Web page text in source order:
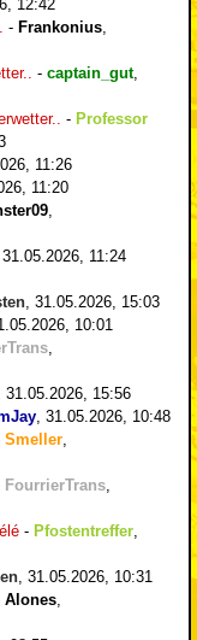
12:42
- Frankonius
- captain_gut,
- Professor
11:26
11:20
31.05.2026, 11:24
31.05.2026, 15:03
10:01
31.05.2026, 15:56
31.05.2026, 10:48
Smeller
FourrierTrans
- Pfostentreffer
31.05.2026, 10:31
Alones